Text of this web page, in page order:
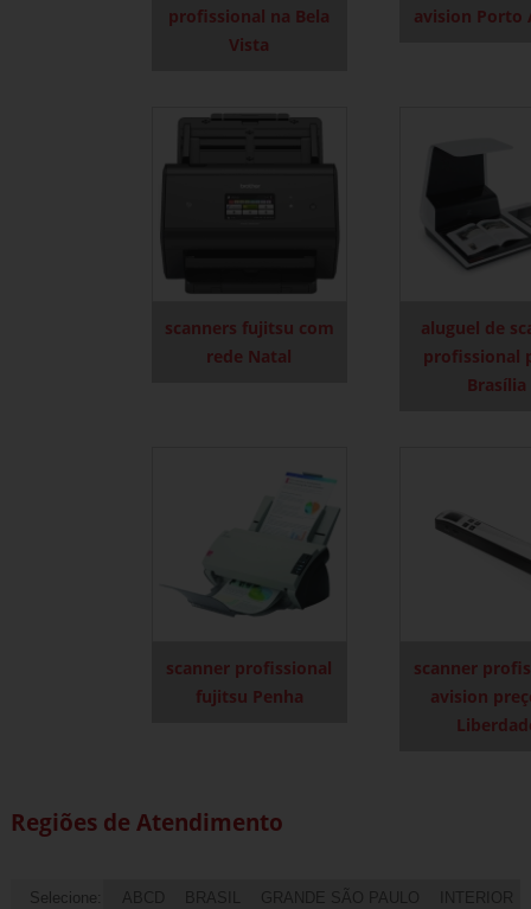
profissional na Bela
Vista
avision Porto
scanners fujitsu com
rede Natal
aluguel de
profissional
Brasília
scanner profissional
fujitsu Penha
scanner
avision
Regiões de Atendimento
Selecione: ABCD BRASIL GRANDE SÃO PAULO INTERIOR